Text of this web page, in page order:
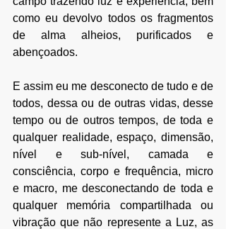
como eu devolvo todos os fragmentos
de alma alheios, purificados e
abençoados.
E assim eu me desconecto de tudo e de
todos, dessa ou de outras vidas, desse
tempo ou de outros tempos, de toda e
qualquer realidade, espaço, dimensão,
nível e sub-nível, camada e
consciência, corpo e frequência, micro
e macro, me desconectando de toda e
qualquer memória compartilhada ou
vibração que não represente a Luz, as